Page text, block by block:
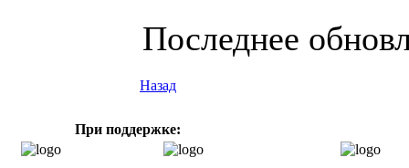
Последнее
Назад
При поддержке: